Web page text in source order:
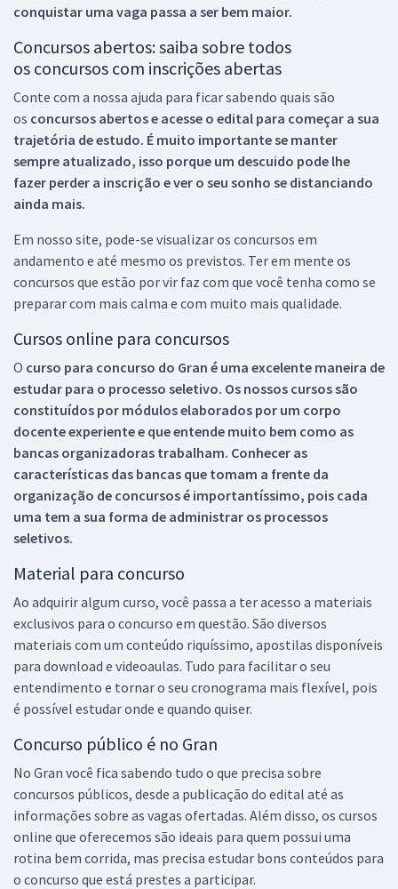
conquistar uma vaga passa a ser bem maior.
Concursos abertos: saiba sobre todos
os concursos com inscrições abertas
Conte com a nossa ajuda para ficar sabendo quais são
os concursos abertos e acesse o edital para começar a sua
trajetória de estudo. É muito importante se manter
sempre atualizado, isso porque um descuido pode lhe
fazer perder a inscrição e ver o seu sonho se distanciando
ainda mais.
Em nosso site, pode-se visualizar os concursos em
andamento e até mesmo os previstos. Ter em mente os
concursos que estão por vir faz com que você tenha como se
preparar com mais calma e com muito mais qualidade.
Cursos online para concursos
O curso para concurso do Gran é uma excelente maneira de
estudar para o processo seletivo. Os nossos cursos são
constituídos por módulos elaborados por um corpo
docente experiente e que entende muito bem como as
bancas organizadoras trabalham. Conhecer as
características das bancas que tomam a frente da
organização de concursos é importantíssimo, pois cada
uma tem a sua forma de administrar os processos
seletivos.
Material para concurso
Ao adquirir algum curso, você passa a ter acesso a materiais
exclusivos para o concurso em questão. São diversos
materiais com um conteúdo riquíssimo, apostilas disponíveis
para download e videoaulas. Tudo para facilitar o seu
entendimento e tornar o seu cronograma mais flexível, pois
é possível estudar onde e quando quiser.
Concurso público é no Gran
No Gran você fica sabendo tudo o que precisa sobre
concursos públicos, desde a publicação do edital até as
informações sobre as vagas ofertadas. Além disso, os cursos
online que oferecemos são ideais para quem possui uma
rotina bem corrida, mas precisa estudar bons conteúdos para
o concurso que está prestes a participar.